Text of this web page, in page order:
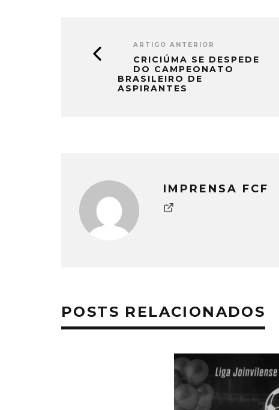
ARTIGO ANTERIOR
CRICIÚMA SE DESPEDE
DO CAMPEONATO
BRASILEIRO DE
ASPIRANTES
IMPRENSA FCF
POSTS RELACIONADOS